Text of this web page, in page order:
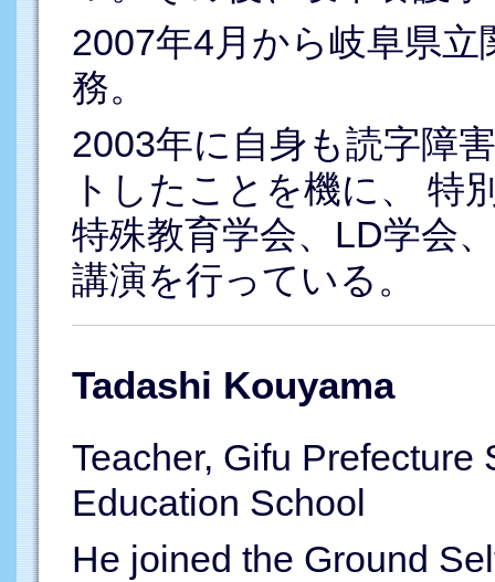
2007年4月から岐阜県
務。
2003年に自身も読字障
トしたことを機に、 特
特殊教育学会、LD学会
講演を行っている。
Tadashi Kouyama
Teacher, Gifu Prefecture
Education School
He joined the Ground